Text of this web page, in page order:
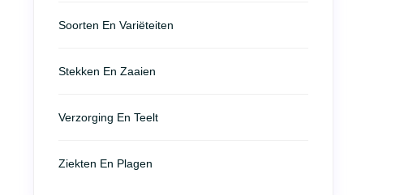
Soorten En Variëteiten
Stekken En Zaaien
Verzorging En Teelt
Ziekten En Plagen